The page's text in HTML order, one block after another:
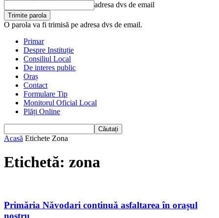
adresa dvs de email
O parola va fi trimisă pe adresa dvs de email.
Primar
Despre Instituție
Consiliul Local
De interes public
Oraș
Contact
Formulare Tip
Monitorul Oficial Local
Plăți Online
Acasă Etichete Zona
Etichetă: zona
Primăria Năvodari continuă asfaltarea în orașul
nostru